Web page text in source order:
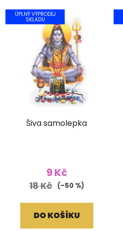
ÚPLNÝ VÝPRODEJ
SKLADU
Šiva samolepka
9 Kč
18 Kč (–50 %)
DO KOŠÍKU